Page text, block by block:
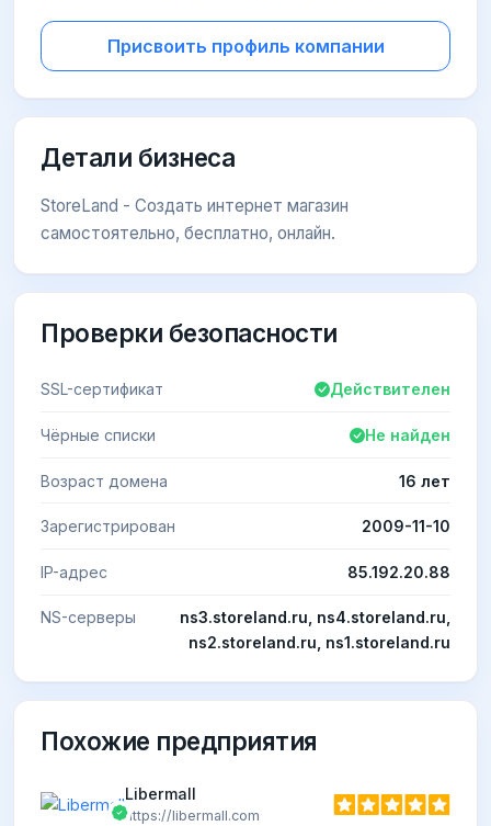
Присвоить профиль компании
Детали бизнеса
StoreLand - Создать интернет магазин
самостоятельно, бесплатно, онлайн.
Проверки безопасности
SSL-сертификат Действителен
Чёрные списки Не найден
Возраст домена 16 лет
Зарегистрирован 2009-11-10
IP-адрес 85.192.20.88
NS-серверы
ns3.storeland.ru, ns4.storeland.ru,
ns2.storeland.ru, ns1.storeland.ru
Похожие предприятия
Libermall
https://libermall.com